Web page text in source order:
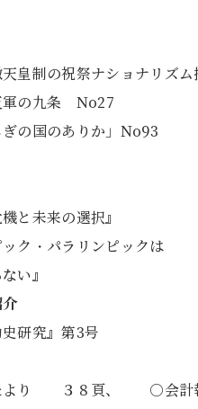
天皇制の祝祭ナショナリ
反軍の九条
ぎの国のありか」
危機と未来の選
ク・パラリンピックは
いらない』
動史研究』第3
より ３８頁、 ○会